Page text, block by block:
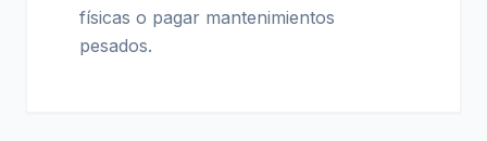
físicas o pagar mantenimientos
pesados.